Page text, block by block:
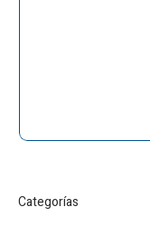
Categorías